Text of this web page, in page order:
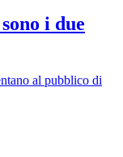
i due
al pubblico di